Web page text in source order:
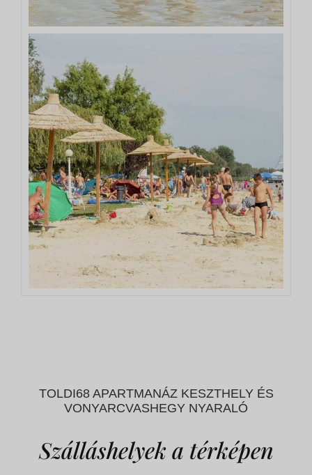
TOLDI68 APARTMANÁZ KESZTHELY ÉS
VONYARCVASHEGY NYARALÓ
Szálláshelyek a térképen